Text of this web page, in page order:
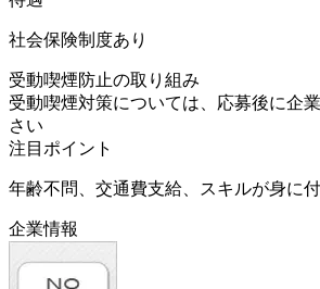
社会保険制度あり
受動喫煙防止の取り組み
受動喫煙対策については、応募後に企
さい
注目ポイント
年齢不問、交通費支給、スキルが身に
企業情報